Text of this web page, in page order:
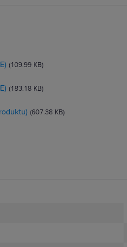
(109.99 KB)
(183.18 KB)
(607.38 KB)